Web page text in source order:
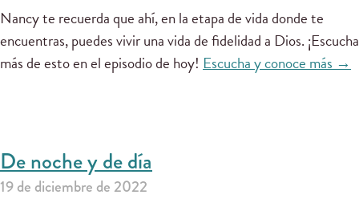
Nancy te recuerda que ahí, en la etapa de vida donde te
encuentras, puedes vivir una vida de fidelidad a Dios. ¡Escucha
más de esto en el episodio de hoy! Escucha y conoce más →
De noche y de día
19 de diciembre de 2022